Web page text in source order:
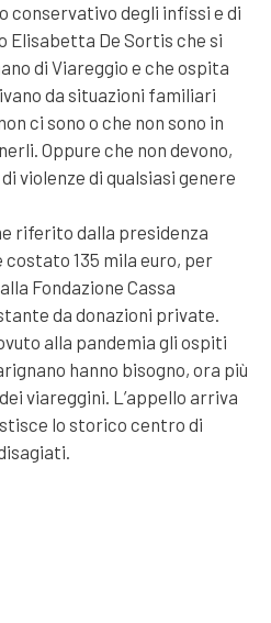
conservativo degli infissi e di
Elisabetta De Sortis che si
di Viareggio e che ospita
da situazioni familiari
ci sono o che non sono in
Oppure che non devono,
violenze di qualsiasi genere
riferito dalla presidenza
costato 135 mila euro, per
Fondazione Cassa
da donazioni private.
alla pandemia gli ospiti
hanno bisogno, ora più
viareggini. L’appello arriva
lo storico centro di